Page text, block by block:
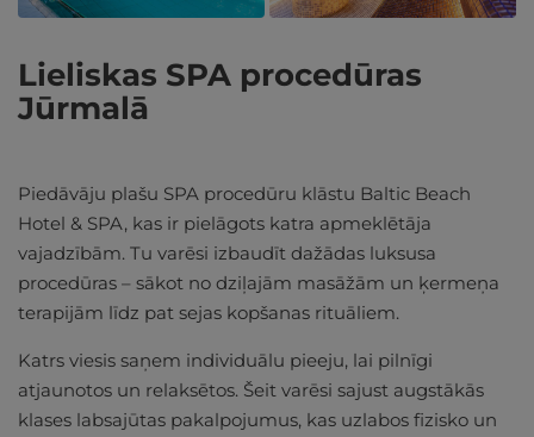
Lieliskas SPA procedūras
Jūrmalā
Piedāvāju plašu SPA procedūru klāstu Baltic Beach
Hotel & SPA, kas ir pielāgots katra apmeklētāja
vajadzībām. Tu varēsi izbaudīt dažādas luksusa
procedūras – sākot no dziļajām masāžām un ķermeņa
terapijām līdz pat sejas kopšanas rituāliem.
Katrs viesis saņem individuālu pieeju, lai pilnīgi
atjaunotos un relaksētos. Šeit varēsi sajust augstākās
klases labsajūtas pakalpojumus, kas uzlabos fizisko un